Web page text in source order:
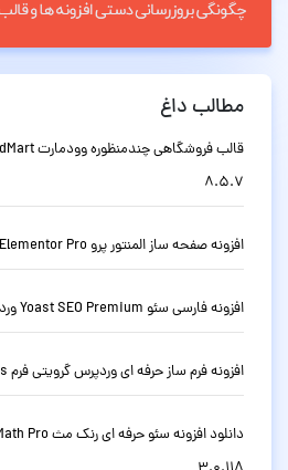
مطالب داغ
8.5.7
افزونه صفحه ساز المنتور پرو Elementor Pro وردپرس نسخه 4.2.1
افزونه فارسی سئو Yoast SEO Premium وردپرس نسخه حرفه ای 28.1
افزونه فرم ساز حرفه ای وردپرس گرویتی فرم Gravity Forms نسخه 3.0.0